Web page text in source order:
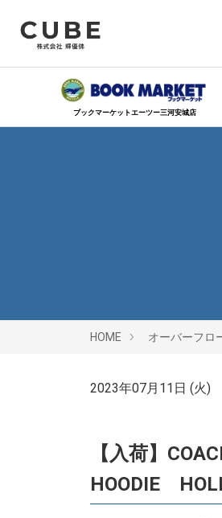
ブックマーケットエーツー三河安城店
HOME オーバーフロ
2023年07月11日 (火)
【入荷】
HOODIE